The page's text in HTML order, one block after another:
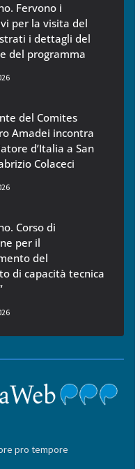
Fervono i
per la visita del
i dettagli del
del programma
del Comites
Amadei incontra
d’Italia a San
Colaceci
Corso di
per il
del
di capacità tecnica
pro tempore